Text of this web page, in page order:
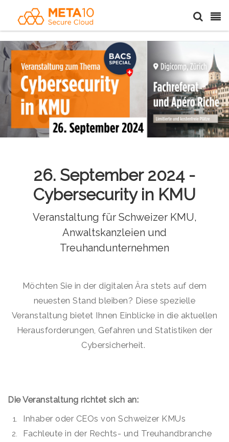
26. September 2024 -
Cybersecurity in KMU
Veranstaltung für Schweizer KMU,
Anwaltskanzleien und
Treuhandunternehmen
Möchten Sie in der digitalen Ära stets auf dem
neuesten Stand bleiben? Diese spezielle
Veranstaltung bietet Ihnen Einblicke in die aktuellen
Herausforderungen, Gefahren und Statistiken der
Cybersicherheit.
Die Veranstaltung richtet sich an:
Inhaber oder CEOs von Schweizer KMUs
Fachleute in der Rechts- und Treuhandbranche